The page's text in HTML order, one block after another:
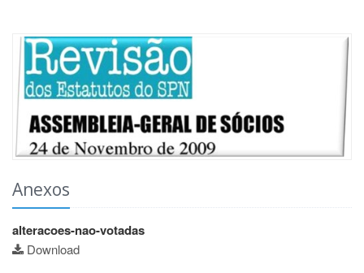
Anexos
alteracoes-nao-votadas
Download